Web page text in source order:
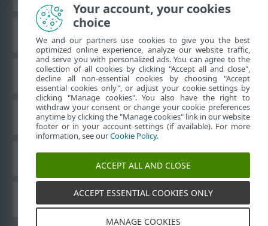
ESET teadmistebaas
ESET-i foorum
Piirkondlik tugi
Muud ESET-i tooted
Your account, your cookies
choice
We and our partners use cookies to give you the best
optimized online experience, analyze our website traffic,
and serve you with personalized ads. You can agree to the
collection of all cookies by clicking "Accept all and close",
decline all non-essential cookies by choosing "Accept
essential cookies only", or adjust your cookie settings by
clicking "Manage cookies". You also have the right to
withdraw your consent or change your cookie preferences
anytime by clicking the "Manage cookies" link in our website
footer or in your account settings (if available). For more
information, see ourCookie Policy.
ACCEPT ALL AND CLOSE
ACCEPT ESSENTIAL COOKIES ONLY
MANAGE COOKIES